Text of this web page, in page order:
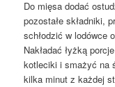
Do mięsa dodać
pozostałe składniki,
schłodzić w lodówce
Nakładać łyżką
kotleciki i smażyć na
kilka minut z każdej